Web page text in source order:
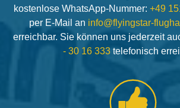
kostenlose WhatsApp-Nummer: +49
per E-Mail an info@flyingstar-
erreichbar. Sie können uns jederzeit
- 30 16 333 telefonisch